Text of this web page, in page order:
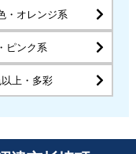
・オレンジ系
ピンク系
上・多彩